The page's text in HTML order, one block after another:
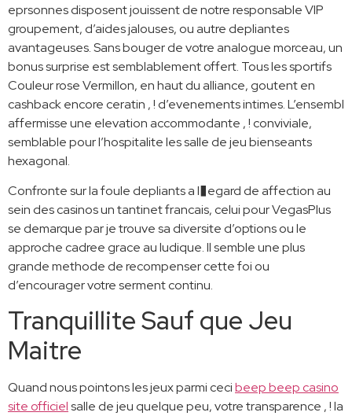
eprsonnes disposent jouissent de notre responsable VIP
groupement, d’aides jalouses, ou autre depliantes
avantageuses. Sans bouger de votre analogue morceau, un
bonus surprise est semblablement offert. Tous les sportifs
Couleur rose Vermillon, en haut du alliance, goutent en
cashback encore ceratin , ! d’evenements intimes. L’ensembl
affermisse une elevation accommodante , ! conviviale,
semblable pour l’hospitalite les salle de jeu bienseants
hexagonal.
Confronte sur la foule depliants a l�egard de affection au
sein des casinos un tantinet francais, celui pour VegasPlus
se demarque par je trouve sa diversite d’options ou le
approche cadree grace au ludique. Il semble une plus
grande methode de recompenser cette foi ou
d’encourager votre serment continu.
Tranquillite Sauf que Jeu
Maitre
Quand nous pointons les jeux parmi cecibeep beep casino
site officielsalle de jeu quelque peu, votre transparence , ! la